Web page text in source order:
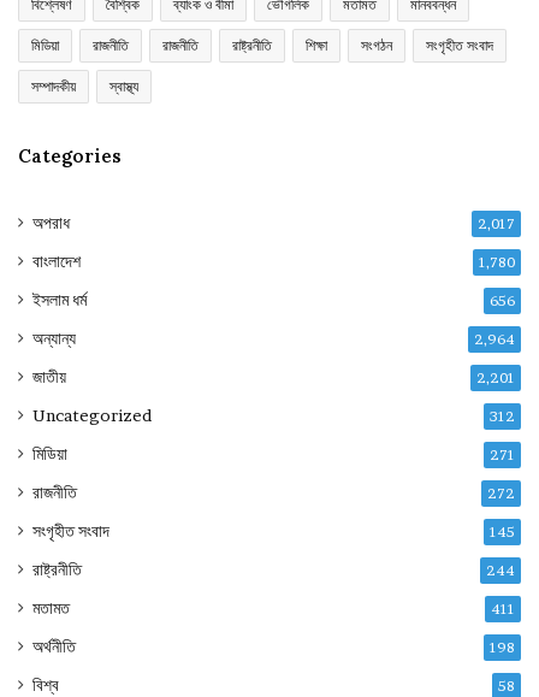
বিশ্লেষণ বৈশ্বিক ব্যাংক ও বীমা ভৌগলিক মতামত মানববন্ধন
মিডিয়া রাজনীতি রাজনীতি রাষ্ট্রনীতি শিক্ষা সংগঠন সংগৃহীত সংবাদ
সম্পাদকীয় স্বাস্থ্য
Categories
অপরাধ 2,017
বাংলাদেশ 1,780
ইসলাম ধর্ম 656
অন্যান্য 2,964
জাতীয় 2,201
Uncategorized 312
মিডিয়া 271
রাজনীতি 272
সংগৃহীত সংবাদ 145
রাষ্ট্রনীতি 244
মতামত 411
অর্থনীতি 198
বিশ্ব 58